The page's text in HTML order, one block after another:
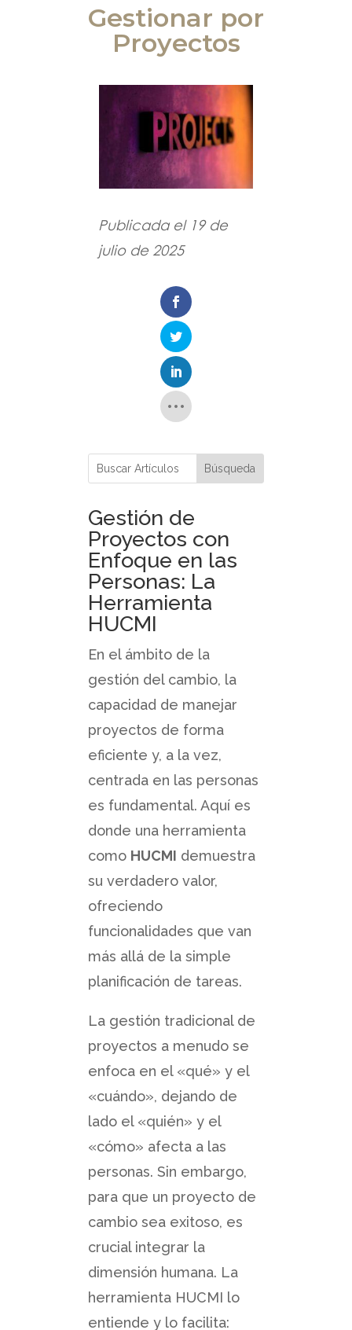
Gestionar por
Proyectos
Publicada el 19 de
julio de 2025
Gestión de
Proyectos con
Enfoque en las
Personas: La
Herramienta
HUCMI
En el ámbito de la
gestión del cambio, la
capacidad de manejar
proyectos de forma
eficiente y, a la vez,
centrada en las personas
es fundamental. Aquí es
donde una herramienta
como HUCMI demuestra
su verdadero valor,
ofreciendo
funcionalidades que van
más allá de la simple
planificación de tareas.
La gestión tradicional de
proyectos a menudo se
enfoca en el «qué» y el
«cuándo», dejando de
lado el «quién» y el
«cómo» afecta a las
personas. Sin embargo,
para que un proyecto de
cambio sea exitoso, es
crucial integrar la
dimensión humana. La
herramienta HUCMI lo
entiende y lo facilita: